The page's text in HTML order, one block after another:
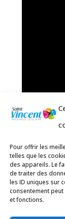
Pour offrir les
telles que les
des appareils. Le
de traiter des
les ID uniques sur
consentement
et fonctions.